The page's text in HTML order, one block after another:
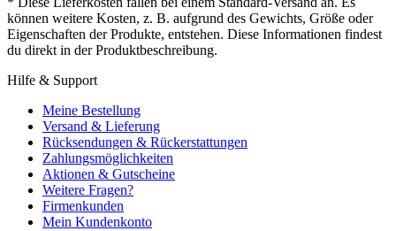
können weitere Kosten, z. B. aufgrund des Gewichts, Größe oder
Eigenschaften der Produkte, entstehen. Diese Informationen findest
du direkt in der Produktbeschreibung.
Hilfe & Support
Meine Bestellung
Versand & Lieferung
Rücksendungen & Rückerstattungen
Zahlungsmöglichkeiten
Aktionen & Gutscheine
Weitere Fragen?
Firmenkunden
Mein Kundenkonto